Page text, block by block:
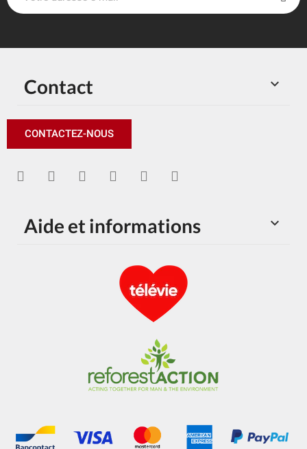

Contact
CONTACTEZ-NOUS

Aide et informations